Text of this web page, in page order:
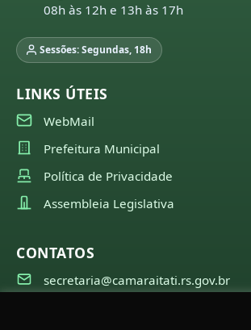
08h às 12h e 13h às 17h
Sessões: Segundas, 18h
LINKS ÚTEIS
WebMail
Prefeitura Municipal
Política de Privacidade
Assembleia Legislativa
CONTATOS
secretaria@camaraitati.rs.gov.br